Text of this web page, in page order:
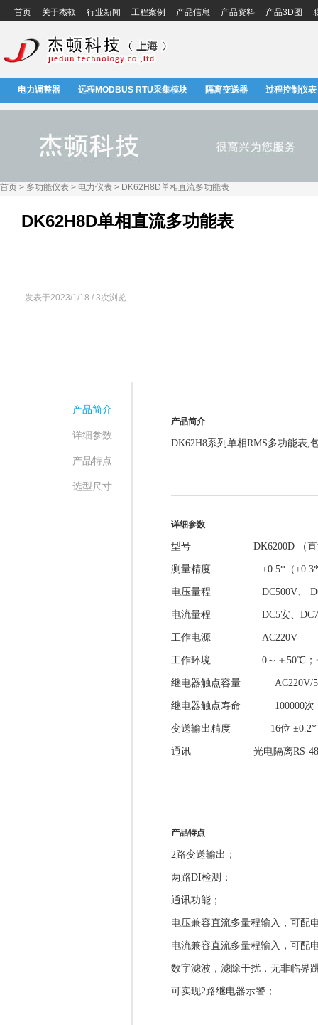
首页 关于杰顿 行业新闻 工程案例 产品信息 产品资料 产品3D图
电力调整器 远程MODBUS RTU采集模块 隔离变送器 过程控制仪表
首页 > 多功能仪表 > 电力仪表 > DK62H8D单相直流多功能表
DK62H8D单相直流多功能表
发表于2023/1/18 / 3次浏览
产品简介
详细参数
产品特点
选型尺寸
产品简介
DK62H8系列单相RMS多功能表,
详细参数
型号 DK6200D （直
测量精度 ±0.5*（±0.3*
电压量程 DC500V、
电流量程 DC5安、
工作电源 AC220V
工作环境 0～＋50℃；
继电器触点容量 AC220V/5
继电器触点寿命 100000次
变送输出精度 16位 ±0.2*
通讯 光电隔离RS-485
产品特点
2路变送输出；
两路DI检测；
通讯功能；
电压兼容直流多量程输入，可配
电流兼容直流多量程输入，可配
数字滤波，滤除干扰，无非临界
可实现2路继电器示警；